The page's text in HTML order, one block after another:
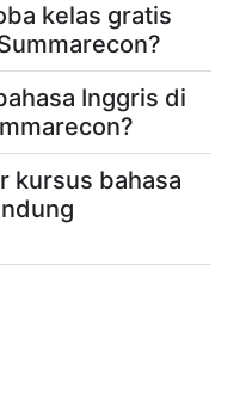
kelas gratis
Inggris di
kursus bahasa